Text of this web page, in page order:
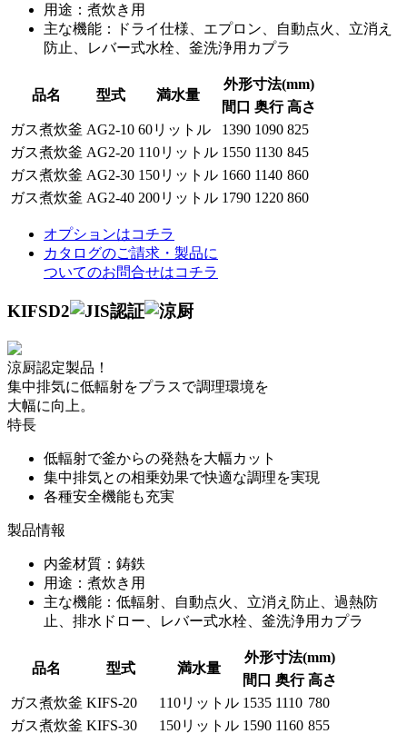
用途：煮炊き用
主な機能：ドライ仕様、エプロン、自動点火、立消え
防止、レバー式水栓、釜洗浄用カプラ
品名 型式 満水量
外形寸法(mm)
間口 奥行 高さ
ガス煮炊釜 AG2-10 60リットル 1390 1090 825
ガス煮炊釜 AG2-20 110リットル 1550 1130 845
ガス煮炊釜 AG2-30 150リットル 1660 1140 860
ガス煮炊釜 AG2-40 200リットル 1790 1220 860
オプションはコチラ
カタログのご請求・製品に
ついてのお問合せはコチラ
KIFSD2
涼厨認定製品！
集中排気に低輻射をプラスで調理環境を
大幅に向上。
特長
低輻射で釜からの発熱を大幅カット
集中排気との相乗効果で快適な調理を実現
各種安全機能も充実
製品情報
内釜材質：鋳鉄
用途：煮炊き用
主な機能：低輻射、自動点火、立消え防止、過熱防
止、排水ドロー、レバー式水栓、釜洗浄用カプラ
品名 型式 満水量
外形寸法(mm)
間口 奥行 高さ
ガス煮炊釜 KIFS-20 110リットル 1535 1110 780
ガス煮炊釜 KIFS-30 150リットル 1590 1160 855